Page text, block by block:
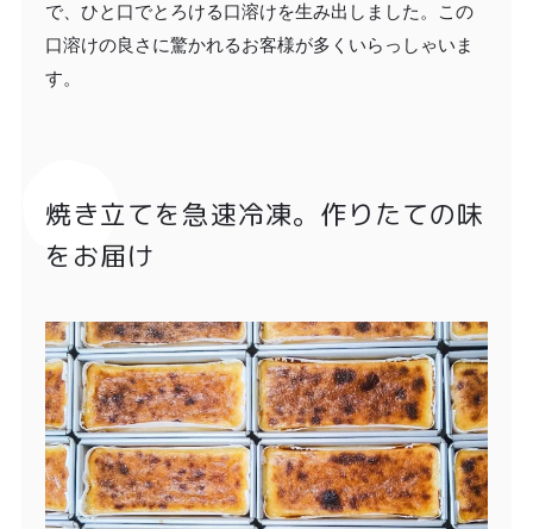
で、ひと口でとろける口溶けを生み出しました。この
口溶けの良さに驚かれるお客様が多くいらっしゃいま
す。
焼き立てを急速冷凍。作りたての味
をお届け